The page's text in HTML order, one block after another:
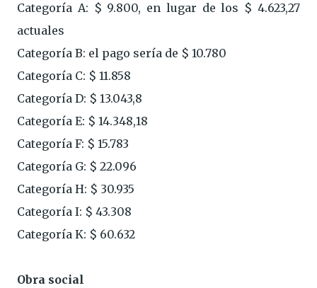
Categoría A: $ 9.800, en lugar de los $ 4.623,27
actuales
Categoría B: el pago sería de $ 10.780
Categoría C: $ 11.858
Categoría D: $ 13.043,8
Categoría E: $ 14.348,18
Categoría F: $ 15.783
Categoría G: $ 22.096
Categoría H: $ 30.935
Categoría I: $ 43.308
Categoría K: $ 60.632
Obra social